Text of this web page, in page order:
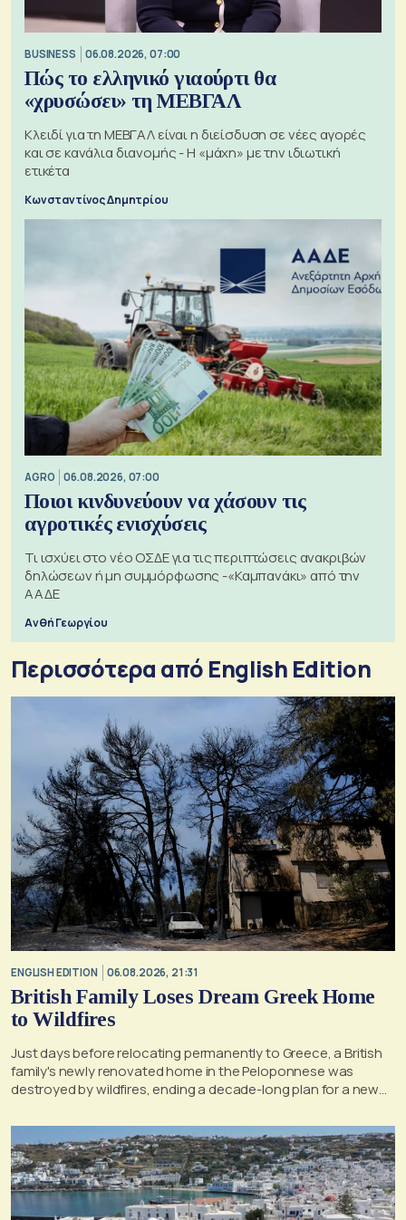
BUSINESS 06.08.2026, 07:00
Πώς το ελληνικό γιαούρτι θα
«χρυσώσει» τη ΜΕΒΓΑΛ
Κλειδί για τη ΜΕΒΓΑΛ είναι η διείσδυση σε νέες αγορές
και σε κανάλια διανομής - Η «μάχη» με την ιδιωτική
ετικέτα
Κωνσταντίνος Δημητρίου
AGRO 06.08.2026, 07:00
Ποιοι κινδυνεύουν να χάσουν τις
αγροτικές ενισχύσεις
Τι ισχύει στο νέο ΟΣΔΕ για τις περιπτώσεις ανακριβών
δηλώσεων ή μη συμμόρφωσης -«Καμπανάκι» από την
ΑΑΔΕ
Ανθή Γεωργίου
Περισσότερα από English Edition
ENGLISH EDITION 06.08.2026, 21:31
British Family Loses Dream Greek Home
to Wildfires
Just days before relocating permanently to Greece, a British
family's newly renovated home in the Peloponnese was
destroyed by wildfires, ending a decade-long plan for a new